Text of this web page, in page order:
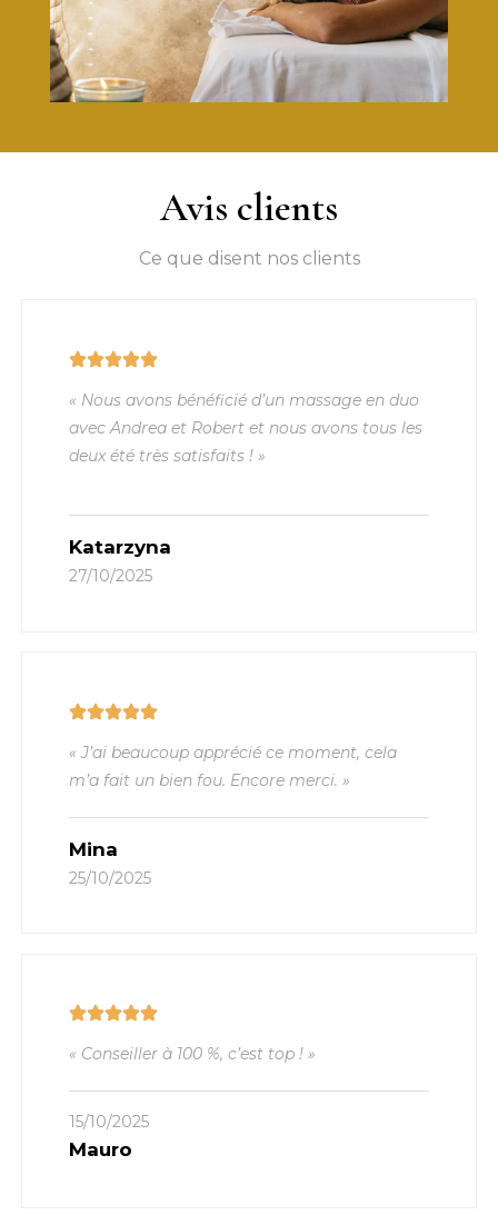
Avis clients
Ce que disent nos clients
« Nous avons bénéficié d’un massage en duo
avec Andrea et Robert et nous avons tous les
deux été très satisfaits ! »
Katarzyna
27/10/2025
« J’ai beaucoup apprécié ce moment, cela
m’a fait un bien fou. Encore merci. »
Mina
25/10/2025
« Conseiller à 100 %, c’est top ! »
15/10/2025
Mauro